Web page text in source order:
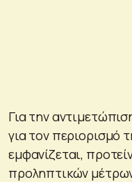
Για την
για τον περιορισμό
εμφανίζεται,
προληπτικών